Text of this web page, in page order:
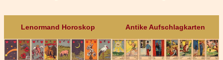
Lenormand Horoskop Antike Aufschlagkarten